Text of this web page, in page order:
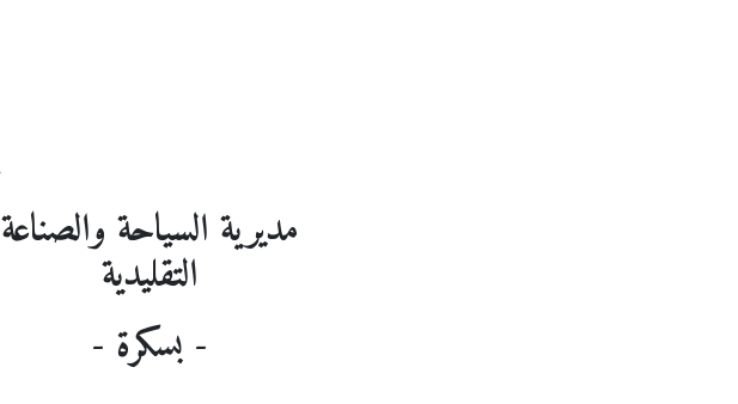
مديرية السياحة والصناعة
التقليدية
- بسكرة -